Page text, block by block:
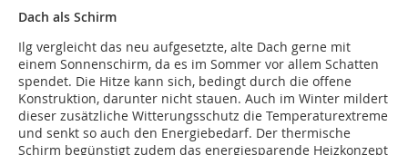
Dach als Schirm
Ilg vergleicht das neu aufgesetzte, alte Dach gerne mit
einem Sonnenschirm, da es im Sommer vor allem Schatten
spendet. Die Hitze kann sich, bedingt durch die offene
Konstruktion, darunter nicht stauen. Auch im Winter mildert
dieser zusätzliche Witterungsschutz die Temperaturextreme
und senkt so auch den Energiebedarf. Der thermische
Schirm begünstigt zudem das energiesparende Heizkonzept